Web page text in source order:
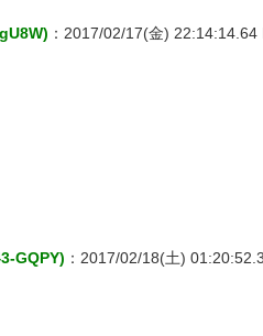
：2017/02/17(金)
GQPY) ：2017/02/18(土)